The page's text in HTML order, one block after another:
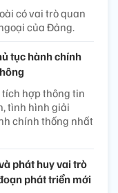
có vai trò quan
của Đảng.
tục hành chính
tích hợp thông tin
tình hình giải
chính thống nhất
phát huy vai trò
phát triển mới